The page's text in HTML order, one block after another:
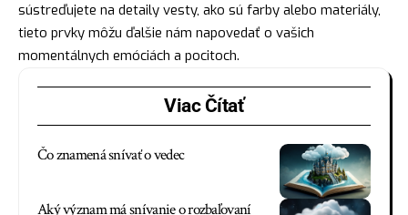
sústreďujete na detaily vesty, ako sú farby alebo materiály,
tieto prvky môžu ďalšie nám napovedať o vašich
momentálnych emóciách a pocitoch.
Viac Čítať
Čo znamená snívať o vedec
Aký význam má snívanie o rozbaľovaní